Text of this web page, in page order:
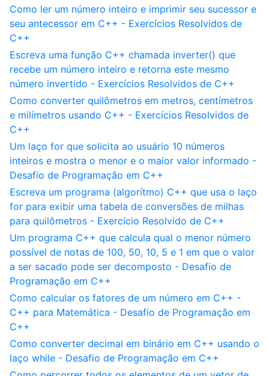
Como ler um número inteiro e imprimir seu sucessor e
seu antecessor em C++ - Exercícios Resolvidos de
C++
Escreva uma função C++ chamada inverter() que
recebe um número inteiro e retorna este mesmo
número invertido - Exercícios Resolvidos de C++
Como converter quilômetros em metros, centímetros
e milímetros usando C++ - Exercícios Resolvidos de
C++
Um laço for que solicita ao usuário 10 números
inteiros e mostra o menor e o maior valor informado -
Desafio de Programação em C++
Escreva um programa (algorítmo) C++ que usa o laço
for para exibir uma tabela de conversões de milhas
para quilômetros - Exercício Resolvido de C++
Um programa C++ que calcula qual o menor número
possível de notas de 100, 50, 10, 5 e 1 em que o valor
a ser sacado pode ser decomposto - Desafio de
Programação em C++
Como calcular os fatores de um número em C++ -
C++ para Matemática - Desafio de Programação em
C++
Como converter decimal em binário em C++ usando o
laço while - Desafio de Programação em C++